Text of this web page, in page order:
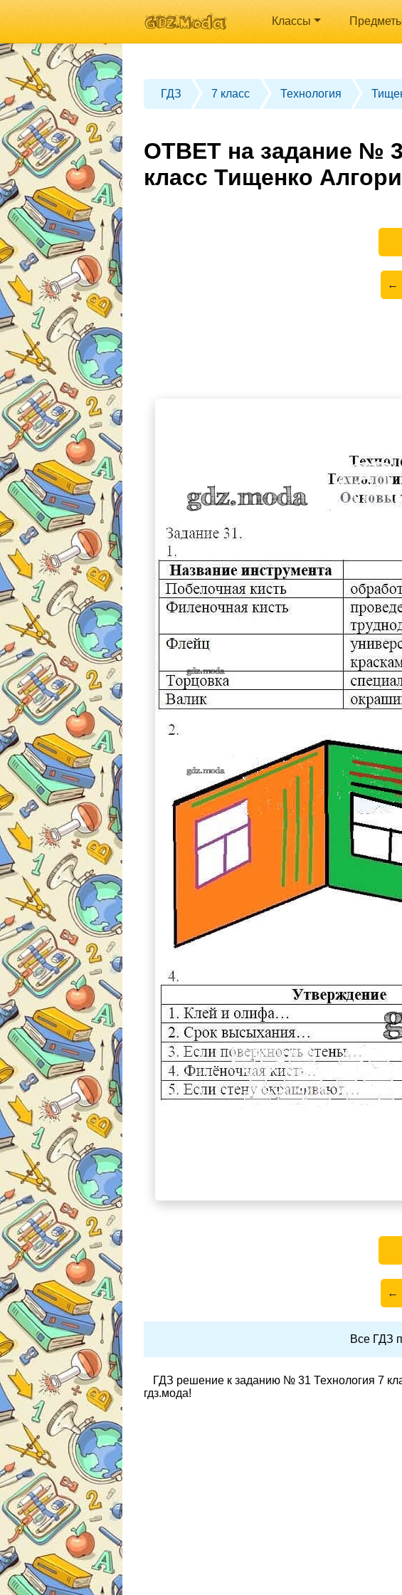
Классы
ГДЗ 7 класс Технология
ОТВЕТ на задание №
класс Тищенко
←
←
Все ГДЗ
ГДЗ решение к заданию № 31 Технология 7
гдз.мода!